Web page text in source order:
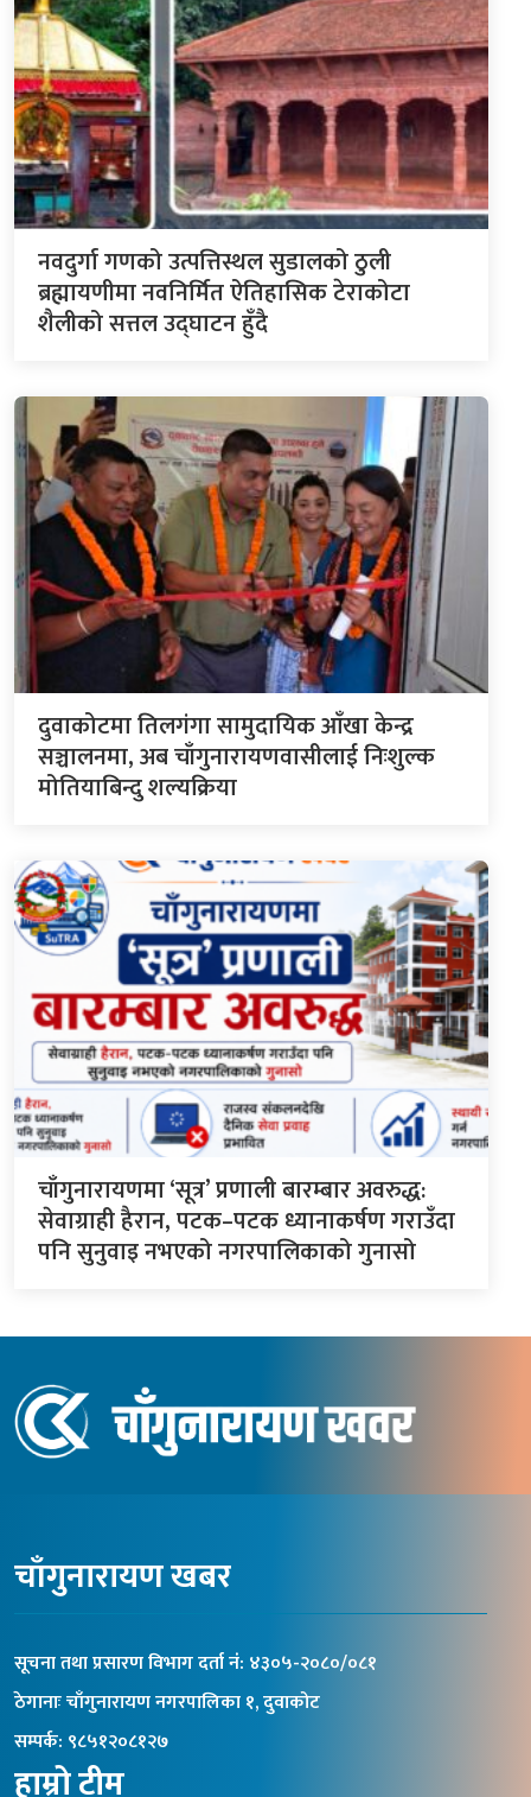
नवदुर्गा गणको उत्पत्तिस्थल सुडालको ठुली
ब्रह्मायणीमा नवनिर्मित ऐतिहासिक टेराकोटा
शैलीको सत्तल उद्घाटन हुँदै
दुवाकोटमा तिलगंगा सामुदायिक आँखा केन्द्र
सञ्चालनमा, अब चाँगुनारायणवासीलाई निःशुल्क
मोतियाबिन्दु शल्यक्रिया
चाँगुनारायणमा ‘सूत्र’ प्रणाली बारम्बार अवरुद्ध:
सेवाग्राही हैरान, पटक–पटक ध्यानाकर्षण गराउँदा
पनि सुनुवाइ नभएको नगरपालिकाको गुनासो
चाँगुनारायण खबर
सूचना तथा प्रसारण विभाग दर्ता नंं: ४३०५-२०८०/०८१
ठेगानाः चाँगुनारायण नगरपालिका १, दुवाकोट
सम्पर्क: ९८५१२०८१२७
हाम्रो टीम